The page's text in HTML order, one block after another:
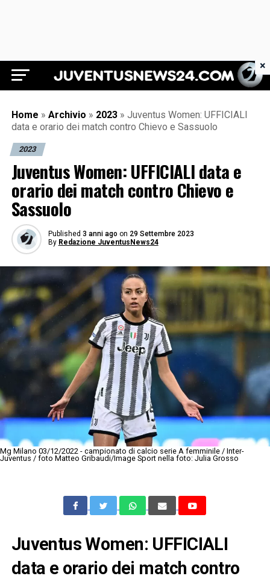
Juventus News 24
Home » Archivio » 2023 » Juventus Women: UFFICIALI
data e orario dei match contro Chievo e Sassuolo
2023
Juventus Women: UFFICIALI data e
orario dei match contro Chievo e
Sassuolo
Published 3 anni ago on 29 Settembre 2023
By Redazione JuventusNews24
Mg Milano 03/12/2022 - campionato di calcio serie A femminile / Inter-
Juventus / foto Matteo Gribaudi/Image Sport nella foto: Julia Grosso
Juventus Women: UFFICIALI
data e orario dei match contro
×